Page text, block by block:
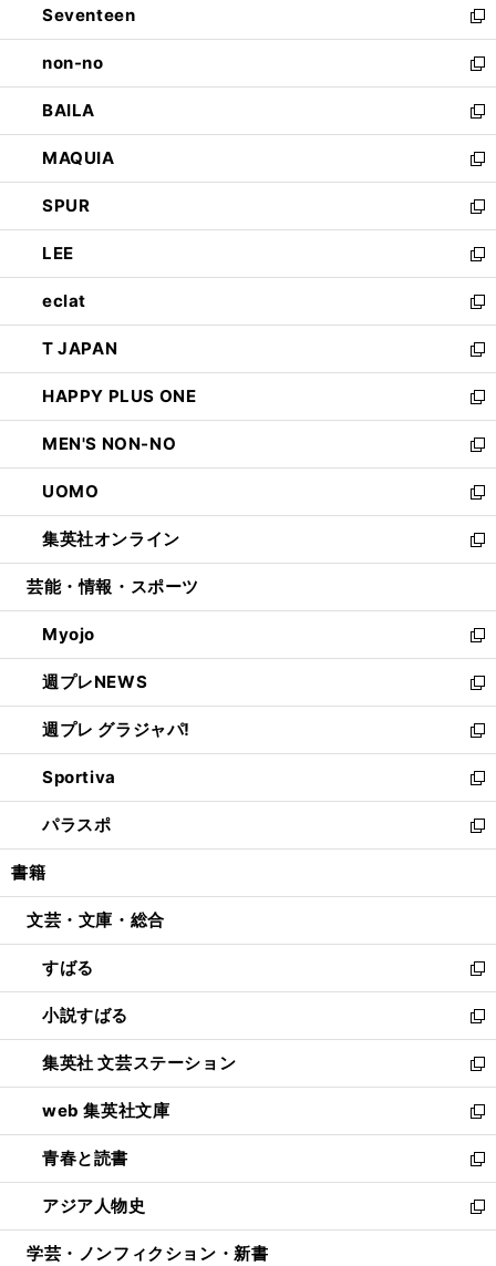
く
で
開
く
ド
ウ
で
開
く
Seventeen
新
し
い
ウ
ィ
ン
ド
ウ
で
開
く
non-no
新
し
い
ウ
ィ
ン
ド
ウ
で
開
く
BAILA
新
し
い
ウ
ィ
ン
ド
ウ
で
開
く
MAQUIA
新
し
い
ウ
ィ
ン
ド
ウ
で
開
く
SPUR
新
し
い
ウ
ィ
ン
ド
ウ
で
開
く
LEE
新
し
い
ウ
ィ
ン
ド
ウ
で
開
く
eclat
新
し
い
ウ
ィ
ン
ド
ウ
で
開
く
T JAPAN
新
し
い
ウ
ィ
ン
ド
ウ
で
開
HAPPY PLUS ONE
新
し
い
ウ
ィ
ン
ド
ウ
開
く
MEN'S NON-NO
新
し
い
ウ
ィ
ン
ウ
で
開
く
UOMO
新
し
い
ウ
ン
ド
ウ
で
開
く
集英社オンライン
新
し
ウ
ィ
ン
ド
ウ
で
開
く
芸能・情報・スポーツ
Myojo
新
し
い
ウ
ィ
ン
ド
ウ
で
開
週プレNEWS
新
し
い
ウ
ィ
ン
ド
ウ
開
週プレ グラジャパ!
新
し
い
ウ
ィ
ン
ウ
開
く
Sportiva
新
し
い
ウ
ン
ウ
で
開
く
パラスポ
新
し
ウ
ン
ド
ウ
で
開
く
書籍
文芸・文庫・総合
すばる
新
し
い
ウ
ィ
ン
ド
ウ
で
開
く
小説すばる
新
し
い
ウ
ィ
ン
ド
ウ
で
開
集英社 文芸ステーション
新
し
い
ウ
ィ
ン
ド
ウ
web 集英社文庫
新
し
い
ウ
ィ
ン
青春と読書
新
し
い
ウ
アジア人物史
新
し
学芸・ノンフィクション・新書